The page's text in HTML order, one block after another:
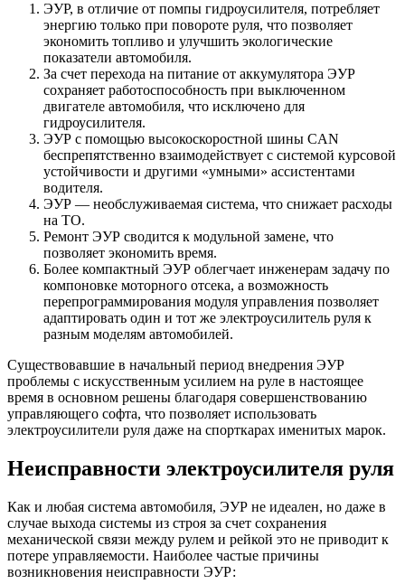
ЭУР, в отличие от помпы гидроусилителя, потребляет
энергию только при повороте руля, что позволяет
экономить топливо и улучшить экологические
показатели автомобиля.
За счет перехода на питание от аккумулятора ЭУР
сохраняет работоспособность при выключенном
двигателе автомобиля, что исключено для
гидроусилителя.
ЭУР с помощью высокоскоростной шины CAN
беспрепятственно взаимодействует с системой курсовой
устойчивости и другими «умными» ассистентами
водителя.
ЭУР — необслуживаемая система, что снижает расходы
на ТО.
Ремонт ЭУР сводится к модульной замене, что
позволяет экономить время.
Более компактный ЭУР облегчает инженерам задачу по
компоновке моторного отсека, а возможность
перепрограммирования модуля управления позволяет
адаптировать один и тот же электроусилитель руля к
разным моделям автомобилей.
Существовавшие в начальный период внедрения ЭУР
проблемы с искусственным усилием на руле в настоящее
время в основном решены благодаря совершенствованию
управляющего софта, что позволяет использовать
электроусилители руля даже на спорткарах именитых марок.
Неисправности электроусилителя руля
Как и любая система автомобиля, ЭУР не идеален, но даже в
случае выхода системы из строя за счет сохранения
механической связи между рулем и рейкой это не приводит к
потере управляемости. Наиболее частые причины
возникновения неисправности ЭУР: